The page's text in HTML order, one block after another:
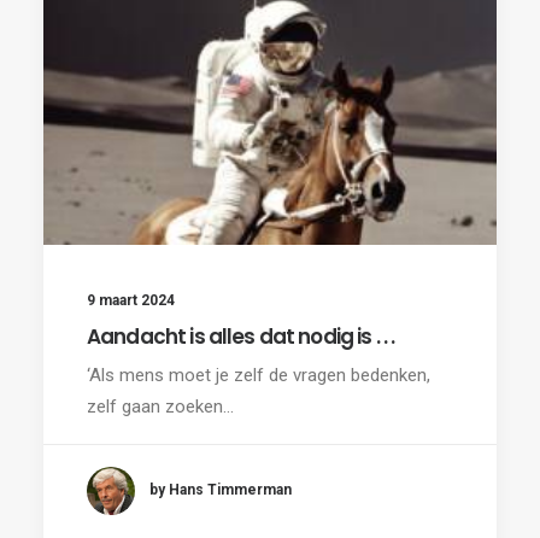
9 maart 2024
Aandacht is alles dat nodig is . . .
‘Als mens moet je zelf de vragen bedenken,
zelf gaan zoeken…
by Hans Timmerman